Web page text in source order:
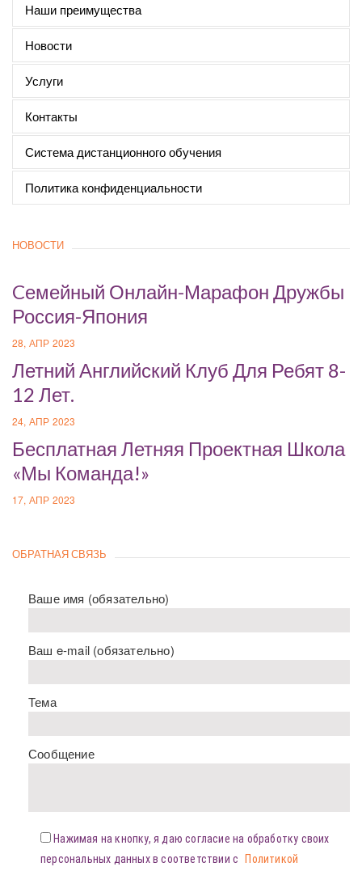
Наши преимущества
Новости
Услуги
Контакты
Система дистанционного обучения
Политика конфиденциальности
НОВОСТИ
Cемейный Онлайн-Марафон Дружбы
Россия-Япония
28, АПР 2023
Летний Английский Клуб Для Ребят 8-
12 Лет.
24, АПР 2023
Бесплатная Летняя Проектная Школа
«Мы Команда!»
17, АПР 2023
ОБРАТНАЯ СВЯЗЬ
Ваше имя (обязательно)
Ваш e-mail (обязательно)
Тема
Сообщение
Нажимая на кнопку, я даю согласие на обработку своих
персональных данных в соответствии с
Политикой